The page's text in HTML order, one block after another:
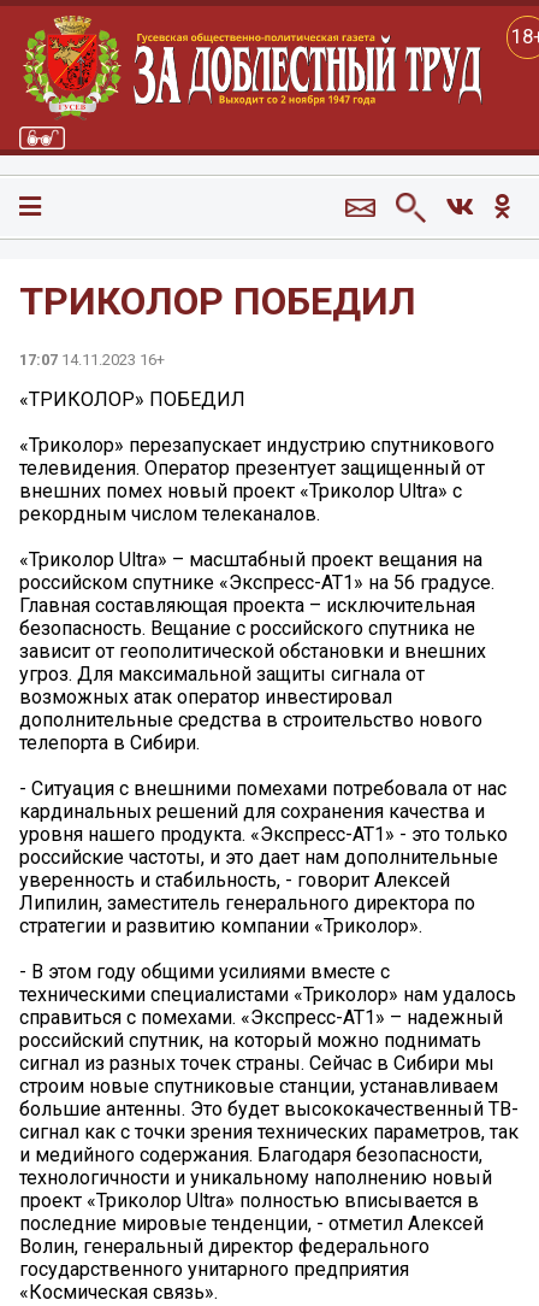
ТРИКОЛОР ПОБЕДИЛ
17:07 14.11.2023 16+
«ТРИКОЛОР» ПОБЕДИЛ
«Триколор» перезапускает индустрию спутникового
телевидения. Оператор презентует защищенный от
внешних помех новый проект «Триколор Ultra» с
рекордным числом телеканалов.
«Триколор Ultra» – масштабный проект вещания на
российском спутнике «Экспресс-АТ1» на 56 градусе.
Главная составляющая проекта – исключительная
безопасность. Вещание с российского спутника не
зависит от геополитической обстановки и внешних
угроз. Для максимальной защиты сигнала от
возможных атак оператор инвестировал
дополнительные средства в строительство нового
телепорта в Сибири.
- Ситуация с внешними помехами потребовала от нас
кардинальных решений для сохранения качества и
уровня нашего продукта. «Экспресс-АТ1» - это только
российские частоты, и это дает нам дополнительные
уверенность и стабильность, - говорит Алексей
Липилин, заместитель генерального директора по
стратегии и развитию компании «Триколор».
- В этом году общими усилиями вместе с
техническими специалистами «Триколор» нам удалось
справиться с помехами. «Экспресс-АТ1» – надежный
российский спутник, на который можно поднимать
сигнал из разных точек страны. Сейчас в Сибири мы
строим новые спутниковые станции, устанавливаем
большие антенны. Это будет высококачественный ТВ-
сигнал как с точки зрения технических параметров, так
и медийного содержания. Благодаря безопасности,
технологичности и уникальному наполнению новый
проект «Триколор Ultra» полностью вписывается в
последние мировые тенденции, - отметил Алексей
Волин, генеральный директор федерального
государственного унитарного предприятия
«Космическая связь».